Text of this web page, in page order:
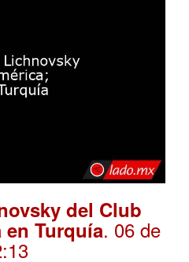
del Club
Turquía. 06 de